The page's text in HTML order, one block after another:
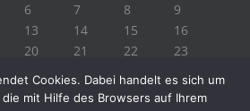
6 7 8
9
13 14 15
16
20 21 22
23
27 28
Cookies. Dabei handelt es sich um
mit Hilfe des Browsers auf Ihrem